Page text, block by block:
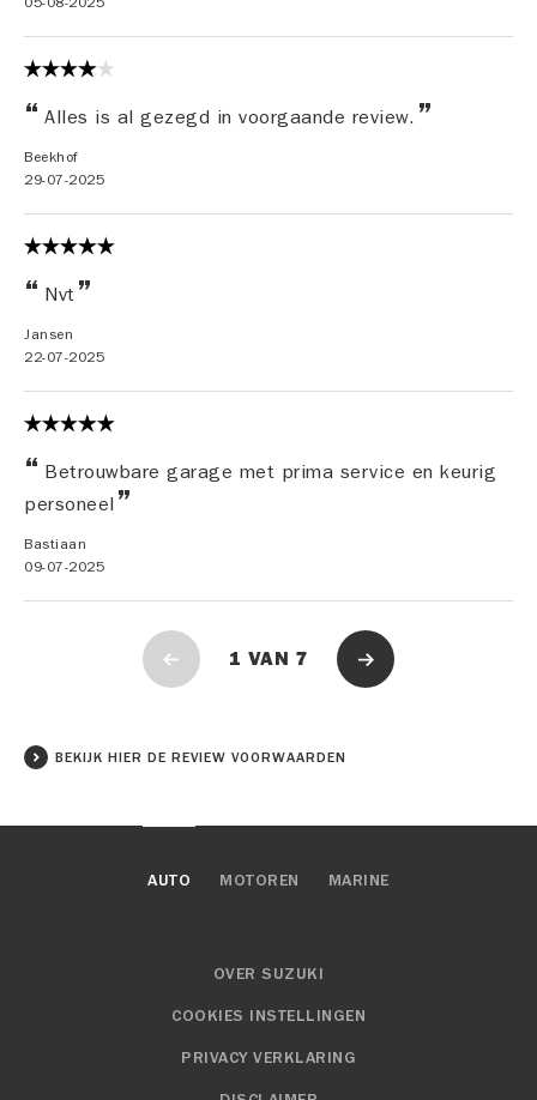
Alles is al gezegd in voorgaande review.
Beekhof
29-07-2025
Nvt
Jansen
22-07-2025
Betrouwbare garage met prima service en keurig
personeel
Bastiaan
09-07-2025
1 VAN 7
BEKIJK HIER DE REVIEW VOORWAARDEN
AUTO MOTOREN MARINE
OVER SUZUKI
COOKIES INSTELLINGEN
PRIVACY VERKLARING